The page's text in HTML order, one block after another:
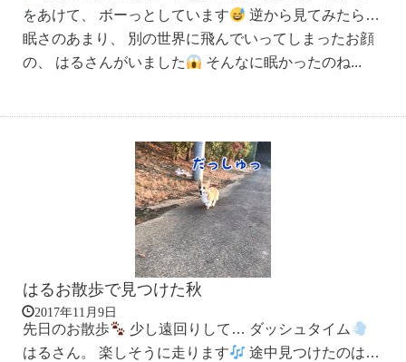
をあけて、 ボーっとしています
逆から見てみたら…
眠さのあまり、 別の世界に飛んでいってしまったお顔
の、 はるさんがいました
そんなに眠かったのね...
はるお散歩で見つけた秋
2017年11月9日
先日のお散歩
少し遠回りして… ダッシュタイム
はるさん。 楽しそうに走ります
途中見つけたのは…